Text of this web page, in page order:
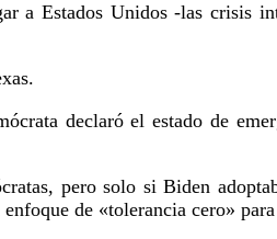
a Estados Unidos -las crisis
declaró el estado de
pero solo si Biden
de «tolerancia cero»